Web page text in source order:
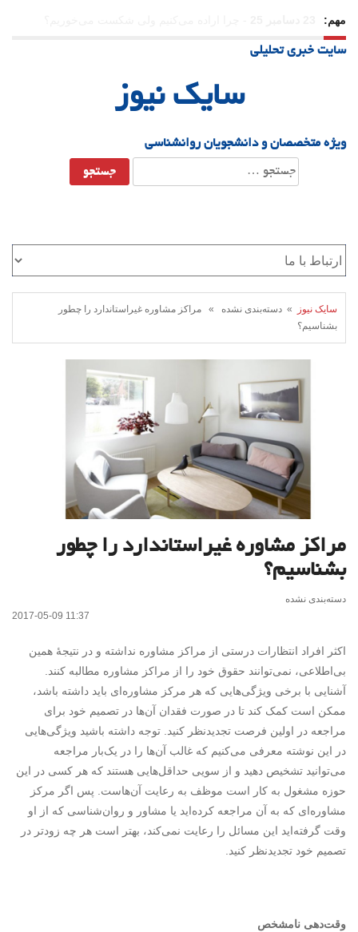
مهم:
سایت خبری تحلیلی
سایک نیوز
ویژه متخصصان و دانشجویان روانشناسی
جستجو
برای:
سایک نیوز
» دسته‌بندی نشده » مراکز مشاوره غیراستاندارد را چطور
بشناسیم؟
مراکز مشاوره غیراستاندارد را چطور
بشناسیم؟
دسته‌بندی نشده
2017-05-09 11:37
اکثر افراد انتظارات درستی از مراکز مشاوره نداشته و در نتیجهٔ همین
بی‌اطلاعی، نمی‌توانند حقوق خود را از مراکز مشاوره مطالبه کنند.
آشنایی با برخی ویژگی‌هایی که هر مرکز مشاوره‌ای باید داشته باشد،
ممکن است کمک کند تا در صورت فقدان آن‌ها در تصمیم خود برای
مراجعه در اولین فرصت تجدیدنظر کنید. توجه داشته باشید ویژگی‌هایی
در این نوشته معرفی می‌کنیم که غالب آن‌ها را در یک‌بار مراجعه
می‌توانید تشخیص دهید و از سویی حداقل‌هایی هستند که هر کسی در این
حوزه مشغول به کار است موظف به رعایت آن‌هاست. پس اگر مرکز
مشاوره‌ای که به آن مراجعه کرده‌اید یا مشاور و روان‌شناسی که از او
وقت گرفته‌اید این مسائل را رعایت نمی‌کند، بهتر است هر چه زودتر در
تصمیم خود تجدیدنظر کنید.
وقت‌دهی نامشخص